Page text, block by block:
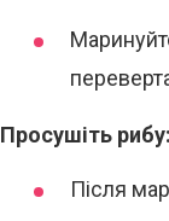
Просушіть рибу:
Після